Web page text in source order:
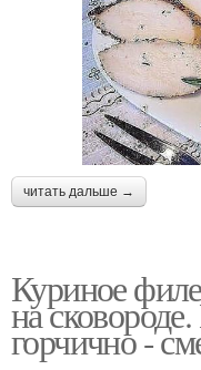
читать дальше →
Куриное
на
горчично -